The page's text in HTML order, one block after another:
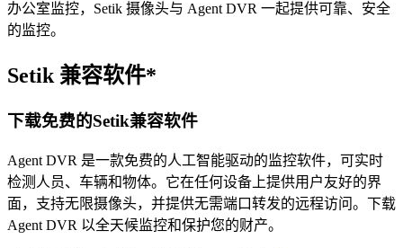
办公室监控，Setik 摄像头与 Agent DVR 一起提供可靠、安全
的监控。
Setik 兼容软件*
下载免费的Setik兼容软件
Agent DVR 是一款免费的人工智能驱动的监控软件，可实时
检测人员、车辆和物体。它在任何设备上提供用户友好的界
面，支持无限摄像头，并提供无需端口转发的远程访问。下载
Agent DVR 以全天候监控和保护您的财产。